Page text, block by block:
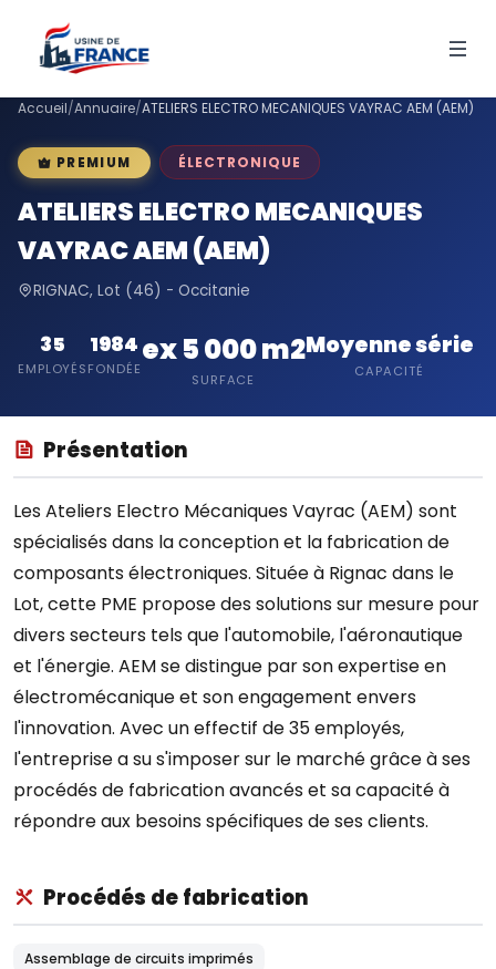
Accueil/Annuaire/ATELIERS ELECTRO MECANIQUES VAYRAC AEM (AEM)
PREMIUM ÉLECTRONIQUE
ATELIERS ELECTRO MECANIQUES
VAYRAC AEM (AEM)
RIGNAC, Lot (46) - Occitanie
35
EMPLOYÉS
1984
FONDÉE
ex 5 000 m2
SURFACE
Moyenne série
CAPACITÉ
Présentation
Les Ateliers Electro Mécaniques Vayrac (AEM) sont
spécialisés dans la conception et la fabrication de
composants électroniques. Située à Rignac dans le
Lot, cette PME propose des solutions sur mesure pour
divers secteurs tels que l'automobile, l'aéronautique
et l'énergie. AEM se distingue par son expertise en
électromécanique et son engagement envers
l'innovation. Avec un effectif de 35 employés,
l'entreprise a su s'imposer sur le marché grâce à ses
procédés de fabrication avancés et sa capacité à
répondre aux besoins spécifiques de ses clients.
Procédés de fabrication
Assemblage de circuits imprimés